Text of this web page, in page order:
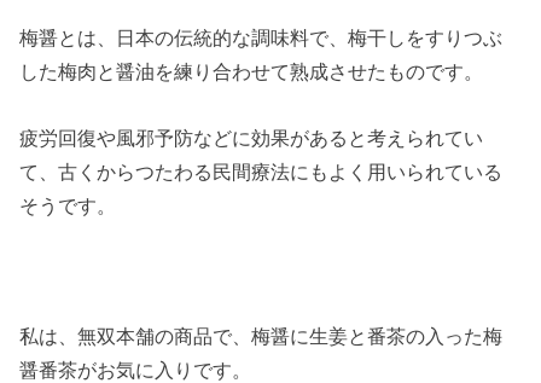
梅醤とは、日本の伝統的な調味料で、梅干しをすりつぶ
した梅肉と醤油を練り合わせて熟成させたものです。
疲労回復や風邪予防などに効果があると考えられてい
て、古くからつたわる民間療法にもよく用いられている
そうです。
私は、無双本舗の商品で、梅醤に生姜と番茶の入った梅
醤番茶がお気に入りです。